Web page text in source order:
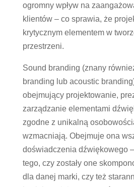
ogromny wpływ na
klientów – co sprawia, że
krytycznym elementem w
przestrzeni.
Sound branding (znany
branding lub acoustic
obejmujący projektowanie,
zarządzanie elementami
zgodne z unikalną
wzmacniają. Obejmuje ona
doświadczenia dźwiękowego
tego, czy zostały one
dla danej marki, czy też